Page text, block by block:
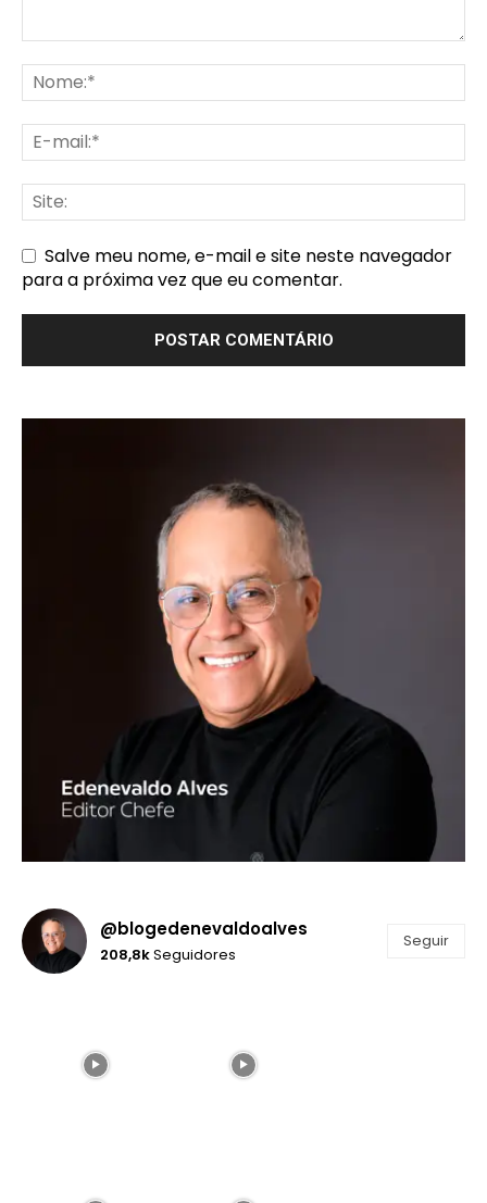
Salve meu nome, e-mail e site neste navegador
para a próxima vez que eu comentar.
@blogedenevaldoalves
208,8kSeguidores
Seguir